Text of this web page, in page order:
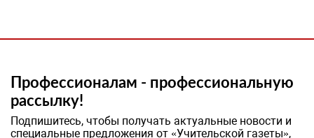
Профессионалам - профессиональную
рассылку!
Подпишитесь, чтобы получать актуальные новости и
специальные предложения от «Учительской газеты»,